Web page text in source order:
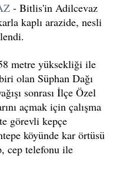
- Bitlis'in Adilcevaz
kaplı arazide, nesli
metre yüksekliği ile
olan Süphan Dağı
sonrası İlçe Özel
açmak için çalışma
görevli kepçe
köyünde kar örtüsü
cep telefonu ile